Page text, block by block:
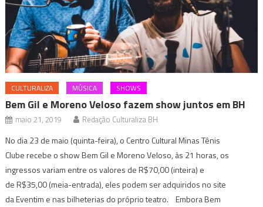
CULTURALIZA MÚSICA SHOWS
Bem Gil e Moreno Veloso fazem show juntos em BH
maio 21, 2019 Redação Culturaliza BH
No dia 23 de maio (quinta-feira), o Centro Cultural Minas Tênis
Clube recebe o show Bem Gil e Moreno Veloso, às 21 horas, os
ingressos variam entre os valores de R$70,00 (inteira) e
de R$35,00 (meia-entrada), eles podem ser adquiridos no site
da Eventim e nas bilheterias do próprio teatro. Embora Bem